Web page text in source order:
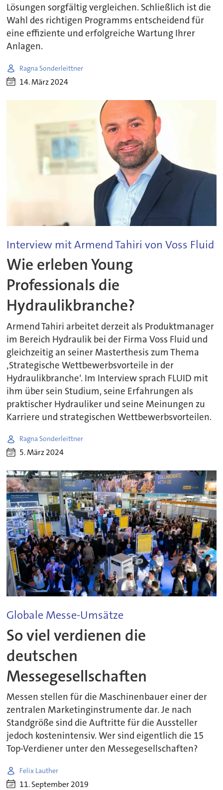
Lösungen sorgfältig vergleichen. Schließlich ist die
Wahl des richtigen Programms entscheidend für
eine effiziente und erfolgreiche Wartung Ihrer
Anlagen.
Ragna Sonderleittner
14. März 2024
Interview mit Armend Tahiri von Voss Fluid
Wie erleben Young
Professionals die
Hydraulikbranche?
Armend Tahiri arbeitet derzeit als Produktmanager
im Bereich Hydraulik bei der Firma Voss Fluid und
gleichzeitig an seiner Masterthesis zum Thema
‚Strategische Wettbewerbsvorteile in der
Hydraulikbranche‘. Im Interview sprach FLUID mit
ihm über sein Studium, seine Erfahrungen als
praktischer Hydrauliker und seine Meinungen zu
Karriere und strategischen Wettbewerbsvorteilen.
Ragna Sonderleittner
5. März 2024
Globale Messe-Umsätze
So viel verdienen die
deutschen
Messegesellschaften
Messen stellen für die Maschinenbauer einer der
zentralen Marketinginstrumente dar. Je nach
Standgröße sind die Auftritte für die Aussteller
jedoch kostenintensiv. Wer sind eigentlich die 15
Top-Verdiener unter den Messegesellschaften?
Felix Lauther
11. September 2019